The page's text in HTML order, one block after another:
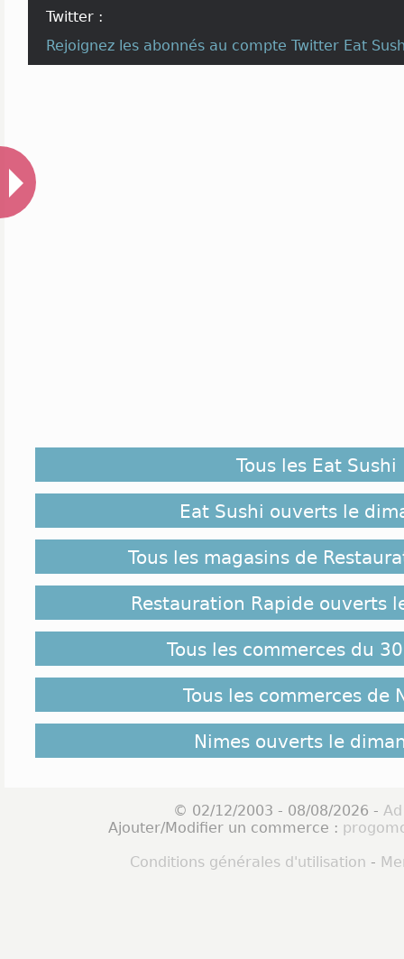
Twitter :
Rejoignez les abonnés au compte Twitter Eat
Tous les Eat Sushi
Eat Sushi ouverts le
Tous les magasins de
Restauration Rapide ouverts
Tous les commerces du
Tous les commerces de
Nimes ouverts le
© 02/12/2003 - 08/08/2026 -
Ajouter/Modifier un commerce :
Conditions générales d'utilisation -